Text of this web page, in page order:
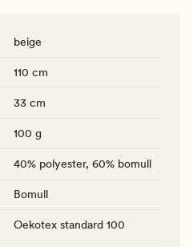
beige
110 cm
33 cm
100 g
40% polyester, 60% bomull
Bomull
Oekotex standard 100